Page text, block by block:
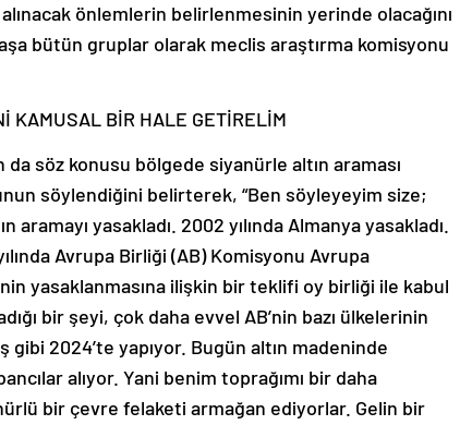
önlemlerin belirlenmesinin yerinde olacağını
bütün gruplar olarak meclis araştırma komisyonu
KAMUSAL BİR HALE GETİRELİM
da söz konusu bölgede siyanürle altın araması
söylendiğini belirterek, “Ben söyleyeyim size;
aramayı yasakladı. 2002 yılında Almanya yasakladı.
Avrupa Birliği (AB) Komisyonu Avrupa
yasaklanmasına ilişkin bir teklifi oy birliği ile kabul
bir şeyi, çok daha evvel AB’nin bazı ülkelerinin
gibi 2024’te yapıyor. Bugün altın madeninde
alıyor. Yani benim toprağımı bir daha
bir çevre felaketi armağan ediyorlar. Gelin bir